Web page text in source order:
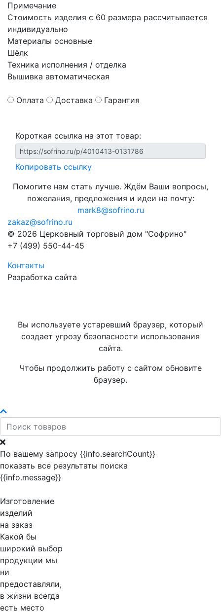
Примечание
Стоимость изделия с 60 размера рассчитывается
индивидуально
Материалы основные
Шёлк
Техника исполнения / отделка
Вышивка автоматическая
Оплата Доставка Гарантия
Короткая ссылка на этот товар:
Копировать ссылку
Помогите нам стать лучше. Ждём Ваши вопросы,
пожелания, предложения и идеи на почту:
mark8@sofrino.ru
zakaz@sofrino.ru
© 2026 Церковный торговый дом "Софрино"
+7 (499) 550-44-45
Контакты
Разработка сайта
Вы используете устаревший браузер, который
создает угрозу безопасности использования
сайта.
Чтобы продолжить работу с сайтом обновите
браузер.
По вашему запросу {{info.searchCount}}
показать все результаты поиска
{{info.message}}
Изготовление
изделий
на заказ
Какой бы
широкий выбор
продукции мы
ни
предоставляли,
в жизни всегда
есть место